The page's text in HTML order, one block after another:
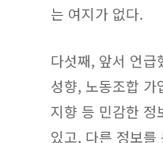
는 여지가 없다.
다섯째, 앞서 언급
성향, 노동조합 가
지향 등 민감한 정
있고, 다른 정보를